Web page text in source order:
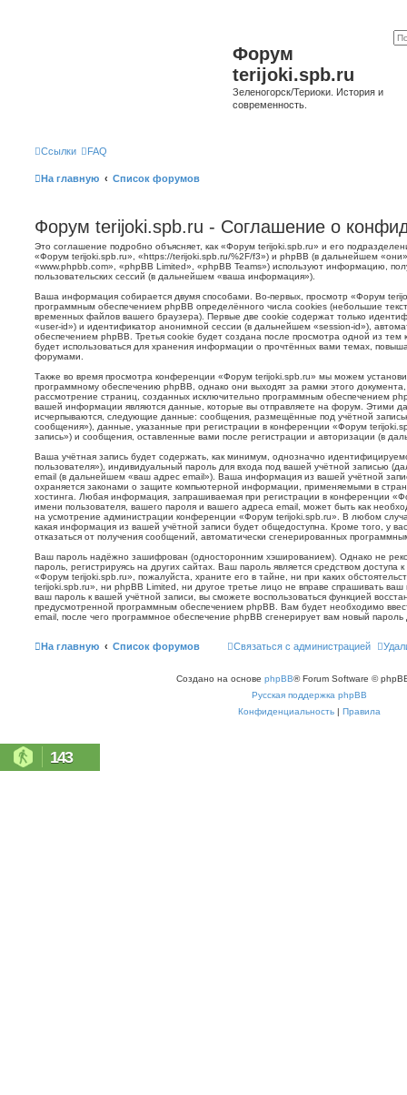
Форум
terijoki.spb.ru
Зеленогорск/Териоки. История и
современность.
Ссылки FAQ
На главную Список форумов
Форум terijoki.spb.ru - Соглашение о
Это соглашение подробно объясняет, как «Форум terijoki.spb.ru» и его
«Форум terijoki.spb.ru», «https://terijoki.spb.ru/%2F/f3») и phpBB (в дальнейшем
«www.phpbb.com», «phpBB Limited», «phpBB Teams») используют информацию,
пользовательских сессий (в дальнейшем «ваша информация»).
Ваша информация собирается двумя способами. Во-первых, просмотр «Форум
программным обеспечением phpBB определённого числа cookies (небольшие
временных файлов вашего браузера). Первые две cookie содержат только
«user-id») и идентификатор анонимной сессии (в дальнейшем «session-id»),
обеспечением phpBB. Третья cookie будет создана после просмотра одной из
будет использоваться для хранения информации о прочтённых вами темах,
форумами.
Также во время просмотра конференции «Форум terijoki.spb.ru» мы можем
программному обеспечению phpBB, однако они выходят за рамки этого документа,
рассмотрение страниц, созданных исключительно программным обеспечением
вашей информации являются данные, которые вы отправляете на форум. Этими
исчерпываются, следующие данные: сообщения, размещённые под учётной
сообщения»), данные, указанные при регистрации в конференции «Форум
запись») и сообщения, оставленные вами после регистрации и авторизации (в
Ваша учётная запись будет содержать, как минимум, однозначно
пользователя»), индивидуальный пароль для входа под вашей учётной записью
email (в дальнейшем «ваш адрес email»). Ваша информация из вашей учётной
охраняется законами о защите компьютерной информации, применяемыми в
хостинга. Любая информация, запрашиваемая при регистрации в конференции
имени пользователя, вашего пароля и вашего адреса email, может быть как
на усмотрение администрации конференции «Форум terijoki.spb.ru». В любом
какая информация из вашей учётной записи будет общедоступна. Кроме того, у
отказаться от получения сообщений, автоматически сгенерированных
Ваш пароль надёжно зашифрован (односторонним хэшированием). Однако не
пароль, регистрируясь на других сайтах. Ваш пароль является средством
«Форум terijoki.spb.ru», пожалуйста, храните его в тайне, ни при каких
terijoki.spb.ru», ни phpBB Limited, ни другое третье лицо не вправе спрашивать
ваш пароль к вашей учётной записи, вы сможете воспользоваться функцией
предусмотренной программным обеспечением phpBB. Вам будет необходимо
email, после чего программное обеспечение phpBB сгенерирует вам новый
На главную Список форумов Связаться с администрацией
Создано на основе phpBB® Forum Software ©
Русская поддержка phpBB
Конфиденциальность | Правила
143